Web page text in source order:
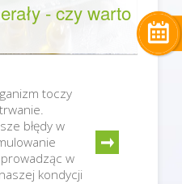
- czy warto
toczy
błędy w
w
kondycji